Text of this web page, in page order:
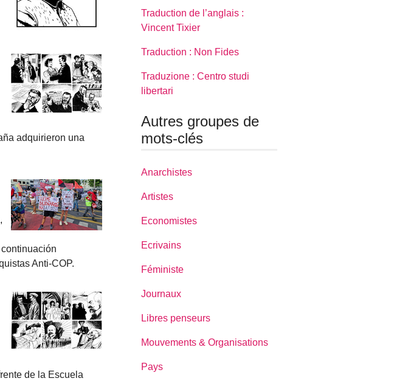
adquirieron una
Anti-COP.
de la Escuela
Traduction de l’anglais :
Vincent Tixier
Traduction : Non Fides
Traduzione : Centro studi
libertari
Autres groupes de
mots-clés
Anarchistes
Artistes
Economistes
Ecrivains
Féministe
Journaux
Libres penseurs
Mouvements & Organisations
Pays